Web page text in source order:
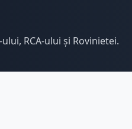
RCA-ului și Rovinietei.